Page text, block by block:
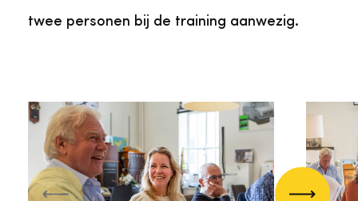
twee personen bij de training aanwezig.